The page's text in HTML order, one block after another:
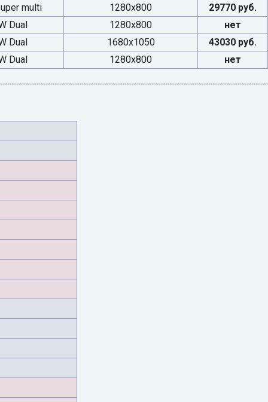
multi
1280x800
29770 руб.
Dual
1280x800
нет
Dual
1680x1050
43030 руб.
Dual
1280x800 нет